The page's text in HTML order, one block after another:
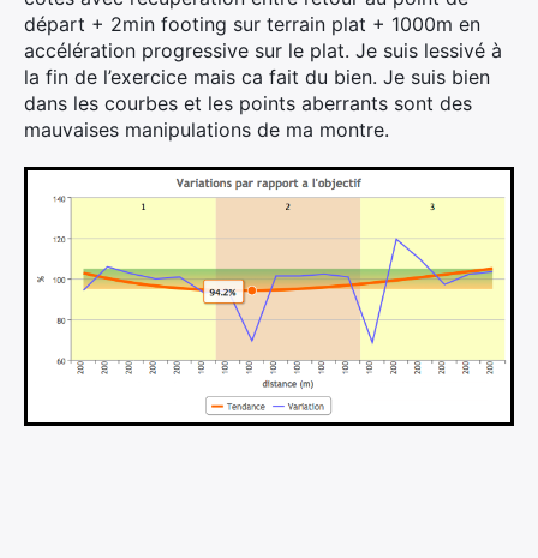
départ + 2min footing sur terrain plat + 1000m en
accélération progressive sur le plat. Je suis lessivé à
la fin de l’exercice mais ca fait du bien. Je suis bien
dans les courbes et les points aberrants sont des
mauvaises manipulations de ma montre.